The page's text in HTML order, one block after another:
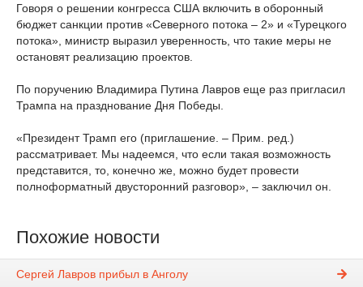
Говоря о решении конгресса США включить в оборонный
бюджет санкции против «Северного потока – 2» и «Турецкого
потока», министр выразил уверенность, что такие меры не
остановят реализацию проектов.
По поручению Владимира Путина Лавров еще раз пригласил
Трампа на празднование Дня Победы.
«Президент Трамп его (приглашение. – Прим. ред.)
рассматривает. Мы надеемся, что если такая возможность
представится, то, конечно же, можно будет провести
полноформатный двусторонний разговор», – заключил он.
Похожие новости
Сергей Лавров прибыл в Анголу